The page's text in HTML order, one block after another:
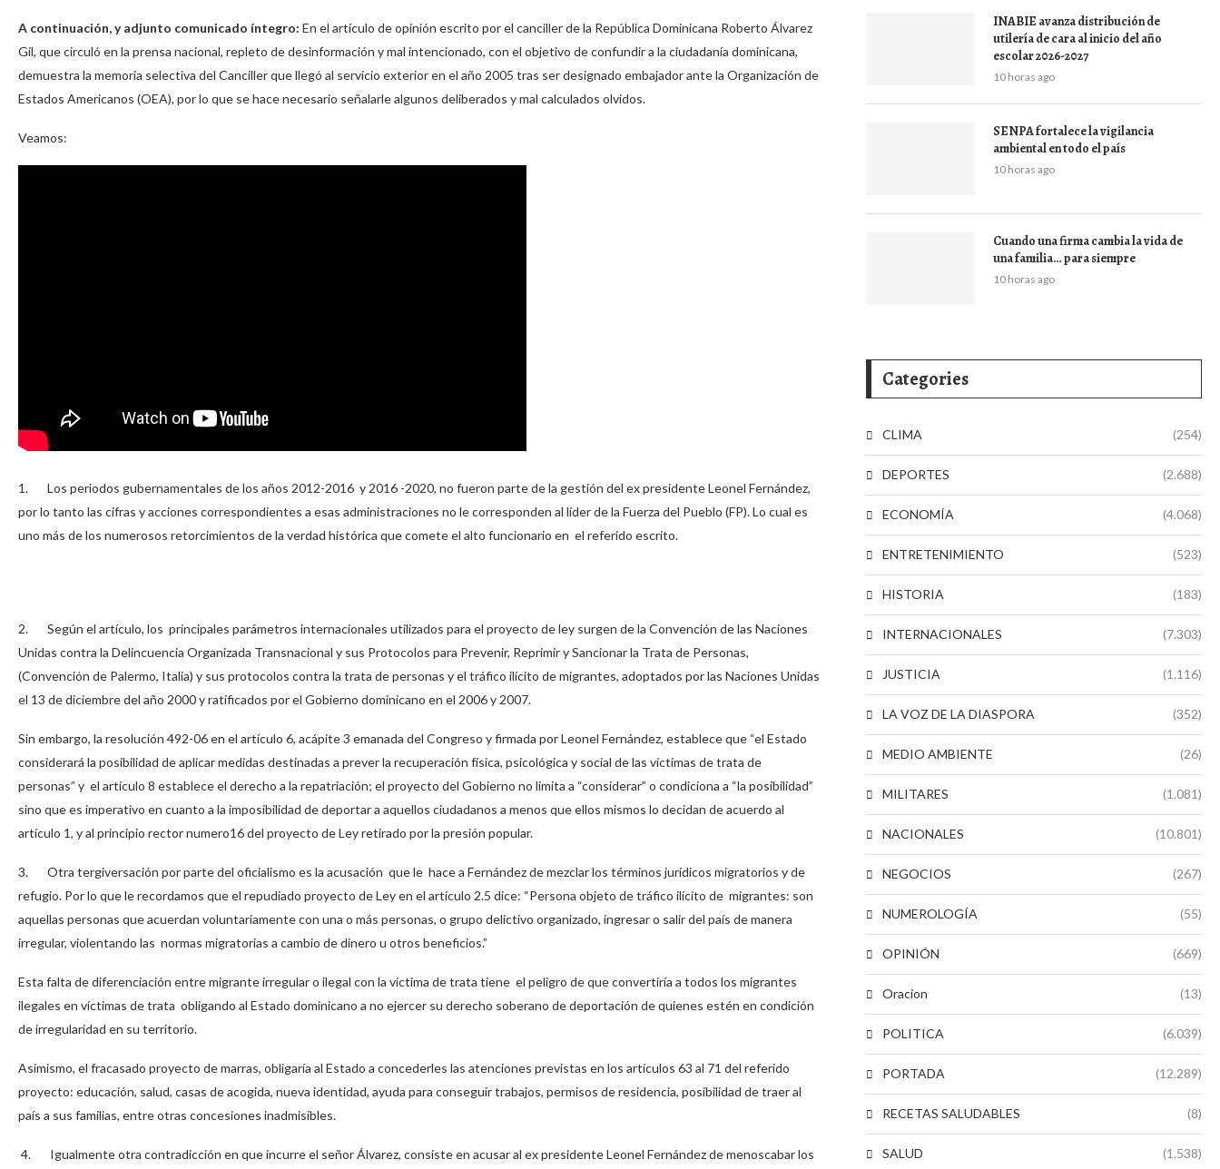
A continuación, y adjunto comunicado íntegro: En el artículo de opinión escrito por el canciller de la República Dominicana Roberto Álvarez
Gil, que circuló en la prensa nacional, repleto de desinformación y mal intencionado, con el objetivo de confundir a la ciudadanía dominicana,
demuestra la memoria selectiva del Canciller que llegó al servicio exterior en el año 2005 tras ser designado embajador ante la Organización de
Estados Americanos (OEA), por lo que se hace necesario señalarle algunos deliberados y mal calculados olvidos.
Veamos:
1. Los periodos gubernamentales de los años 2012-2016 y 2016 -2020, no fueron parte de la gestión del ex presidente Leonel Fernández,
por lo tanto las cifras y acciones correspondientes a esas administraciones no le corresponden al líder de la Fuerza del Pueblo (FP). Lo cual es
uno más de los numerosos retorcimientos de la verdad histórica que comete el alto funcionario en el referido escrito.
2. Según el artículo, los principales parámetros internacionales utilizados para el proyecto de ley surgen de la Convención de las Naciones
Unidas contra la Delincuencia Organizada Transnacional y sus Protocolos para Prevenir, Reprimir y Sancionar la Trata de Personas,
(Convención de Palermo, Italia) y sus protocolos contra la trata de personas y el tráfico ilícito de migrantes, adoptados por las Naciones Unidas
el 13 de diciembre del año 2000 y ratificados por el Gobierno dominicano en el 2006 y 2007.
Sin embargo, la resolución 492-06 en el artículo 6, acápite 3 emanada del Congreso y firmada por Leonel Fernández, establece que “el Estado
considerará la posibilidad de aplicar medidas destinadas a prever la recuperación física, psicológica y social de las víctimas de trata de
personas” y el artículo 8 establece el derecho a la repatriación; el proyecto del Gobierno no limita a “considerar” o condiciona a “la posibilidad”
sino que es imperativo en cuanto a la imposibilidad de deportar a aquellos ciudadanos a menos que ellos mismos lo decidan de acuerdo al
artículo 1, y al principio rector numero16 del proyecto de Ley retirado por la presión popular.
3. Otra tergiversación por parte del oficialismo es la acusación que le hace a Fernández de mezclar los términos jurídicos migratorios y de
refugio. Por lo que le recordamos que el repudiado proyecto de Ley en el artículo 2.5 dice: “Persona objeto de tráfico ilícito de migrantes: son
aquellas personas que acuerdan voluntariamente con una o más personas, o grupo delictivo organizado, ingresar o salir del país de manera
irregular, violentando las normas migratorias a cambio de dinero u otros beneficios.”
Esta falta de diferenciación entre migrante irregular o ilegal con la víctima de trata tiene el peligro de que convertiría a todos los migrantes
ilegales en víctimas de trata obligando al Estado dominicano a no ejercer su derecho soberano de deportación de quienes estén en condición
de irregularidad en su territorio.
Asimismo, el fracasado proyecto de marras, obligaría al Estado a concederles las atenciones previstas en los artículos 63 al 71 del referido
proyecto: educación, salud, casas de acogida, nueva identidad, ayuda para conseguir trabajos, permisos de residencia, posibilidad de traer al
país a sus familias, entre otras concesiones inadmisibles.
4. Igualmente otra contradicción en que incurre el señor Álvarez, consiste en acusar al ex presidente Leonel Fernández de menoscabar los
INABIE avanza distribución de
utilería de cara al inicio del año
escolar 2026-2027
10 horas ago
SENPA fortalece la vigilancia
ambiental en todo el país
10 horas ago
Cuando una firma cambia la vida de
una familia… para siempre
10 horas ago
Categories
CLIMA (254)
DEPORTES (2.688)
ECONOMÍA (4.068)
ENTRETENIMIENTO (523)
HISTORIA (183)
INTERNACIONALES (7.303)
JUSTICIA (1.116)
LA VOZ DE LA DIASPORA (352)
MEDIO AMBIENTE (26)
MILITARES (1.081)
NACIONALES (10.801)
NEGOCIOS (267)
NUMEROLOGÍA (55)
OPINIÓN (669)
Oracion (13)
POLITICA (6.039)
PORTADA (12.289)
RECETAS SALUDABLES (8)
SALUD (1.538)